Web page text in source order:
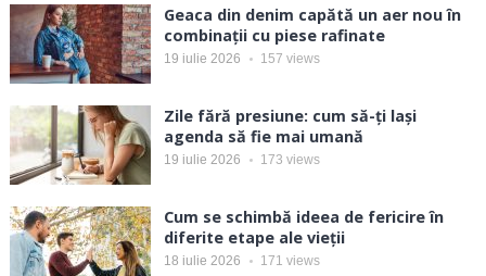
Geaca din denim capătă un aer nou în
combinații cu piese rafinate
19 iulie 2026 157 views
Zile fără presiune: cum să-ți lași
agenda să fie mai umană
19 iulie 2026 173 views
Cum se schimbă ideea de fericire în
diferite etape ale vieții
18 iulie 2026 171 views